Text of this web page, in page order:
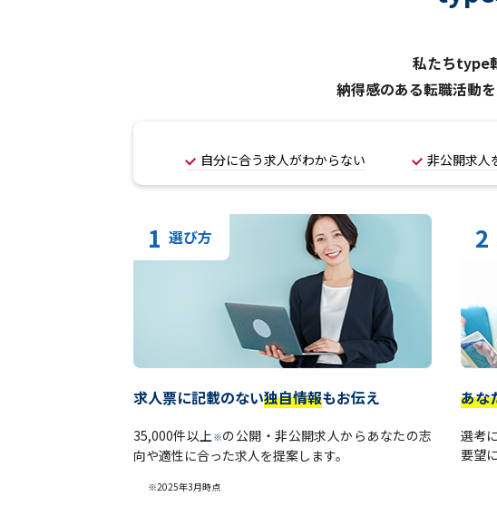
私たちtype
納得感のある転職活動
自分に合う求人がわからない 非公開求人
1 選び方
求人票に記載のない独自情報もお伝え
35,000件以上 ※の公開・非公開求人からあなたの志
向や適性に合った求人を提案します。
※2025年3月時点
2
あな
選考
要望